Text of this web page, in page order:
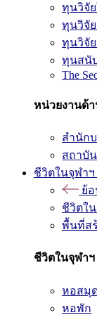
ทุนวิจั
ทุนวิจัย
ทุนวิจั
ทุนสนั
The
หน่วยงานด้
สำนัก
สถาบั
ชีวิตในจุฬาฯ
ย้
ชีวิตใ
พื้นที่ส
ชีวิตในจุฬาฯ
หอสมุ
หอพัก